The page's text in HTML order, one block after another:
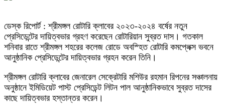
ডেস্ক রিপোর্ট : শ্রীমঙ্গল রোটারি ক্লাবের ২০২৩-২০২৪ বর্ষের নতুন
প্রেসিডেন্টের দায়িত্বভার গ্রহণ করেছেন রোটারিয়ান সুব্রত দাস। গতকাল
শনিবার রাতে শ্রীমঙ্গল শহরের কলেজ রোডে অবস্হিত রোটারি কমপ্লেক্স ভবনে
আনুষ্ঠানিক প্রেসিডেন্টের দায়িত্বভার গ্রহন করেন তিনি।
শ্রীমঙ্গল রোটারি ক্লাবের জেনারেল সেক্রেটারি মশিউর রহমান রিপনের সঞ্চালনায়
অনুষ্ঠানে ইমিডিয়েট পাস্ট প্রেসিডেন্ট লিটন পাল আনুষ্ঠানিকভাবে সুব্রত দাসের
কাছে দায়িত্বভার হস্তান্তর করেন।